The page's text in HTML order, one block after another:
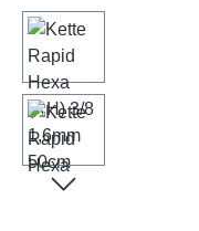
Bildergalerie